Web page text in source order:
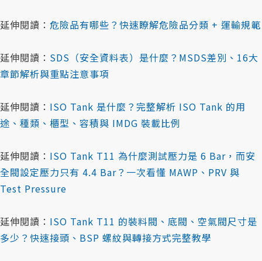
延伸閱讀： 危險品有哪些？快速瞭解危險品分類 + 運輸規範
延伸閱讀： SDS（安全資料表）是什麼？MSDS差別、16大
章節解析與重點注意事項
延伸閱讀： ISO Tank 是什麼？完整解析 ISO Tank 的用
途、種類、櫃型、容積與 IMDG 裝載比例
延伸閱讀： ISO Tank T11 為什麼測試壓力是 6 Bar，而安
全閥設定壓力只有 4.4 Bar？一次看懂 MAWP、PRV 與
Test Pressure
延伸閱讀： ISO Tank T11 的裝料閥、底閥、空氣閥尺寸是
多少？快速接頭、BSP 螺紋與轉接方式完整教學